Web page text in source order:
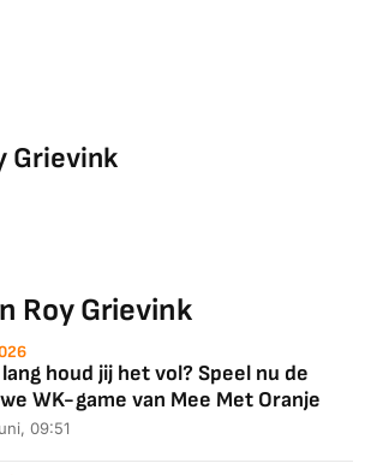
Grievink
Roy Grievink
houd jij het vol? Speel nu de
WK-game van Mee Met Oranje
09:51